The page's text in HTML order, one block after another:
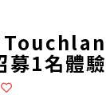
募1名體